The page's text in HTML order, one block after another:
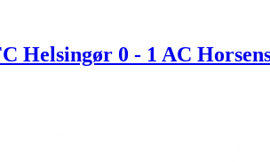
Helsingør 0 - 1 AC